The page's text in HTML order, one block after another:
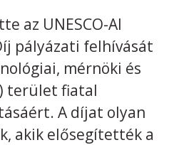
az UNESCO-Al
pályázati felhívását
mérnöki és
terület fiatal
A díjat olyan
akik elősegítették a